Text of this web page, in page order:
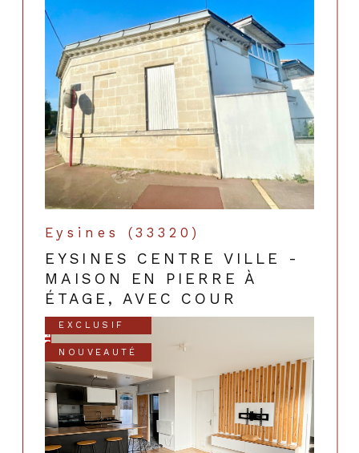
Eysines (33320)
EYSINES CENTRE VILLE -
MAISON EN PIERRE À
ÉTAGE, AVEC COUR
EXCLUSIF
NOUVEAUTÉ